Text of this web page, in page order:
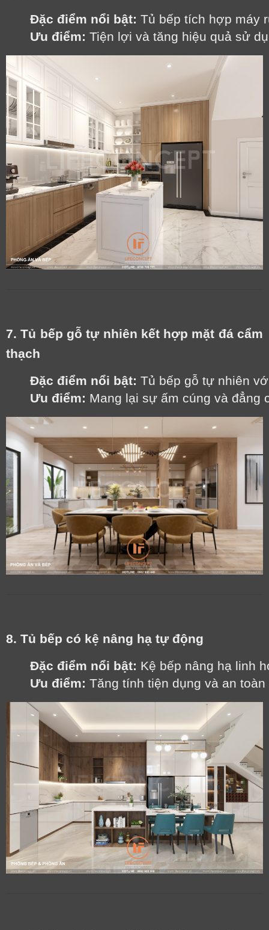
Đặc điểm nổi bật: Tủ bếp tích hợp máy
Ưu điểm: Tiện lợi và tăng hiệu quả sử
7. Tủ bếp gỗ tự nhiên kết hợp mặt đá cẩm
thạch
Đặc điểm nổi bật: Tủ bếp gỗ tự nhiên
Ưu điểm: Mang lại sự ấm cúng và đẳng
8. Tủ bếp có kệ nâng hạ tự động
Đặc điểm nổi bật: Kệ bếp nâng hạ linh
Ưu điểm: Tăng tính tiện dụng và an